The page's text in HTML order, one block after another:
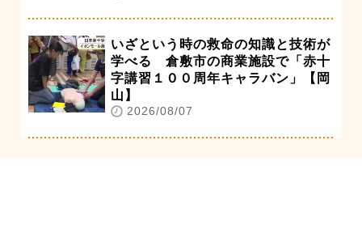
いざという時の救命の知識と技術が
学べる 倉敷市の商業施設で「赤十
字講習１００周年キャラバン」【岡
山】
2026/08/07